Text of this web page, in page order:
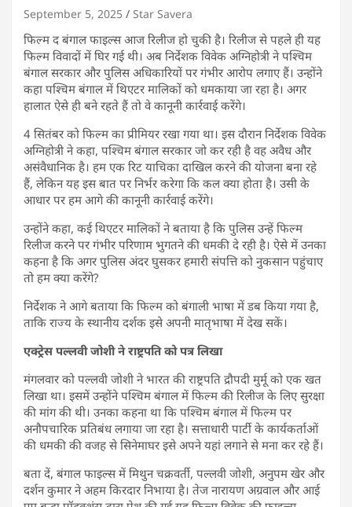
September 5, 2025 Star Savera
फिल्म द बंगाल फाइल्स आज रिलीज हो चुकी है। रिलीज से पहले ही यह
फिल्म विवादों में घिर गई थी। अब निर्देशक विवेक अग्निहोत्री ने पश्चिम
बंगाल सरकार और पुलिस अधिकारियों पर गंभीर आरोप लगाए हैं। उन्होंने
कहा पश्चिम बंगाल में थिएटर मालिकों को धमकाया जा रहा है। अगर
हालात ऐसे ही बने रहते हैं तो वे कानूनी कार्रवाई करेंगे।
4 सितंबर को फिल्म का प्रीमियर रखा गया था। इस दौरान निर्देशक विवेक
अग्निहोत्री ने कहा, पश्चिम बंगाल सरकार जो कर रही है वह अवैध और
असंवैधानिक है। हम एक रिट याचिका दाखिल करने की योजना बना रहे
हैं, लेकिन यह इस बात पर निर्भर करेगा कि कल क्या होता है। उसी के
आधार पर हम आगे की कानूनी कार्रवाई करेंगे।
उन्होंने कहा, कई थिएटर मालिकों ने बताया है कि पुलिस उन्हें फिल्म
रिलीज करने पर गंभीर परिणाम भुगतने की धमकी दे रही है। ऐसे में उनका
कहना है कि अगर पुलिस अंदर घुसकर हमारी संपत्ति को नुकसान पहुंचाए
तो हम क्या करेंगे?
निर्देशक ने आगे बताया कि फिल्म को बंगाली भाषा में डब किया गया है,
ताकि राज्य के स्थानीय दर्शक इसे अपनी मातृभाषा में देख सकें।
एक्ट्रेस पल्लवी जोशी ने राष्ट्रपति को पत्र लिखा
मंगलवार को पल्लवी जोशी ने भारत की राष्ट्रपति द्रौपदी मुर्मू को एक खत
लिखा था। इसमें उन्होंने पश्चिम बंगाल में फिल्म की रिलीज के लिए सुरक्षा
की मांग की थी। उनका कहना था कि पश्चिम बंगाल में फिल्म पर
अनौपचारिक प्रतिबंध लगाया जा रहा है। सत्ताधारी पार्टी के कार्यकर्ताओं
की धमकी की वजह से सिनेमाघर इसे अपने यहां लगाने से मना कर रहे हैं।
बता दें, बंगाल फाइल्स में मिथुन चक्रवर्ती, पल्लवी जोशी, अनुपम खेर और
दर्शन कुमार ने अहम किरदार निभाया है। तेज नारायण अग्रवाल और आई